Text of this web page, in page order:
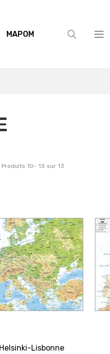
MAPOM
Produits 10- 13 sur 13
Lisbonne